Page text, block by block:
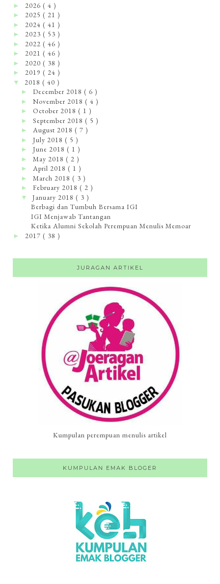
► 2026 ( 4 )
► 2025 ( 21 )
► 2024 ( 41 )
► 2023 ( 53 )
► 2022 ( 46 )
► 2021 ( 46 )
► 2020 ( 38 )
► 2019 ( 24 )
▼ 2018 ( 40 )
►December 2018( 6 )
►November 2018( 4 )
►October 2018( 1 )
►September 2018( 5 )
►August 2018( 7 )
►July 2018( 5 )
►June 2018( 1 )
►May 2018( 2 )
►April 2018( 1 )
►March 2018( 3 )
►February 2018( 2 )
▼ January 2018( 3 )
Berbagi dan Tumbuh Bersama IGI
IGI Menjawab Tantangan
Ketika Alumni Sekolah Perempuan Menulis Memoar
► 2017 ( 38 )
JURAGAN ARTIKEL
Kumpulan perempuan menulis artikel
KUMPULAN EMAK BLOGER